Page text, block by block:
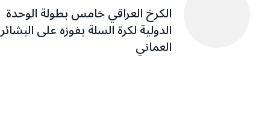
الكرخ العراقي خامس بطولة الوحدة
الدولية لكرة السلة بفوزه على البشائر
العماني